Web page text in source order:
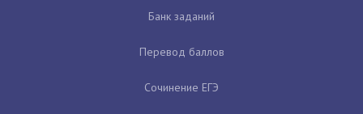
Банк заданий
Перевод баллов
Сочинение ЕГЭ